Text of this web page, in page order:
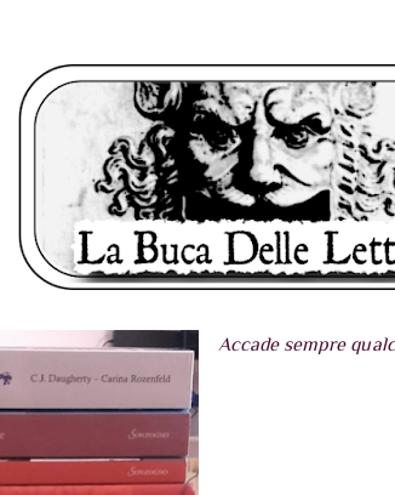
Accade sempre